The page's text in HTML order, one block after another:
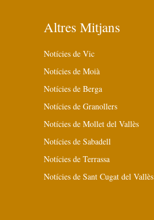
Altres Mitjans
Notícies de Vic
Notícies de Moià
Notícies de Berga
Notícies de Granollers
Notícies de Mollet del Vallès
Notícies de Sabadell
Notícies de Terrassa
Notícies de Sant Cugat del Vallès